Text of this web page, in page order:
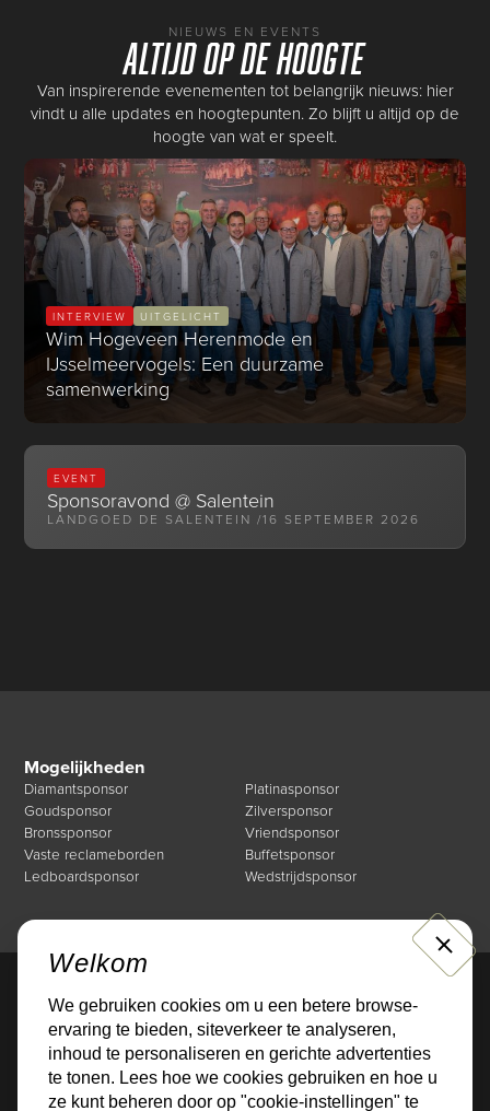
NIEUWS EN EVENTS
Altijd op de hoogte
Van inspirerende evenementen tot belangrijk nieuws: hier
vindt u alle updates en hoogtepunten. Zo blijft u altijd op de
hoogte van wat er speelt.
INTERVIEW UITGELICHT
Wim Hogeveen Herenmode en
IJsselmeervogels: Een duurzame
samenwerking
EVENT
Sponsoravond @ Salentein
LANDGOED DE SALENTEIN /16 SEPTEMBER 2026
Mogelijkheden
Diamantsponsor
Platinasponsor
Goudsponsor
Zilversponsor
Bronssponsor
Vriendsponsor
Vaste reclameborden
Buffetsponsor
Ledboardsponsor
Wedstrijdsponsor
Direct naar
Mogelijkheden
Over de Businessclub
Nieuws
Events
Sponsoren
Contact
Welkom
We gebruiken cookies om u een betere browse-
ervaring te bieden, siteverkeer te analyseren,
inhoud te personaliseren en gerichte advertenties
te tonen. Lees hoe we cookies gebruiken en hoe u
ze kunt beheren door op "cookie-instellingen" te
CLOSE